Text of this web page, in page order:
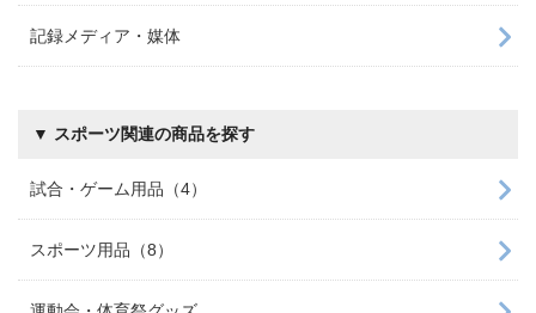
記録メディア・媒体
▼ スポーツ関連の商品を探す
試合・ゲーム用品（4）
スポーツ用品（8）